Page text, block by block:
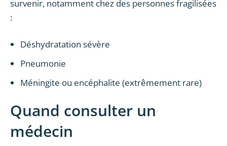
survenir, notamment chez des personnes fragilisées
:
Déshydratation sévère
Pneumonie
Méningite ou encéphalite (extrêmement rare)
Quand consulter un
médecin